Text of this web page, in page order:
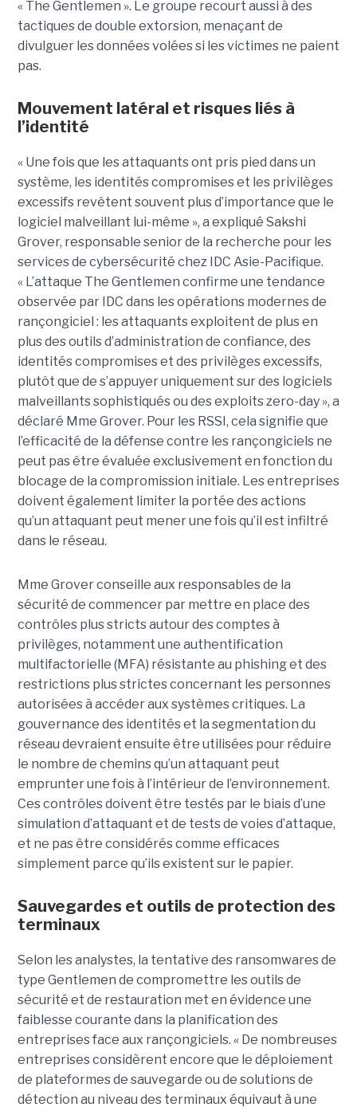
« The Gentlemen ». Le groupe recourt aussi à des
tactiques de double extorsion, menaçant de
divulguer les données volées si les victimes ne paient
pas.
Mouvement latéral et risques liés à
l’identité
« Une fois que les attaquants ont pris pied dans un
système, les identités compromises et les privilèges
excessifs revêtent souvent plus d’importance que le
logiciel malveillant lui-même », a expliqué Sakshi
Grover, responsable senior de la recherche pour les
services de cybersécurité chez IDC Asie-Pacifique.
« L’attaque The Gentlemen confirme une tendance
observée par IDC dans les opérations modernes de
rançongiciel : les attaquants exploitent de plus en
plus des outils d’administration de confiance, des
identités compromises et des privilèges excessifs,
plutôt que de s’appuyer uniquement sur des logiciels
malveillants sophistiqués ou des exploits zero-day », a
déclaré Mme Grover. Pour les RSSI, cela signifie que
l’efficacité de la défense contre les rançongiciels ne
peut pas être évaluée exclusivement en fonction du
blocage de la compromission initiale. Les entreprises
doivent également limiter la portée des actions
qu’un attaquant peut mener une fois qu’il est infiltré
dans le réseau.
Mme Grover conseille aux responsables de la
sécurité de commencer par mettre en place des
contrôles plus stricts autour des comptes à
privilèges, notamment une authentification
multifactorielle (MFA) résistante au phishing et des
restrictions plus strictes concernant les personnes
autorisées à accéder aux systèmes critiques. La
gouvernance des identités et la segmentation du
réseau devraient ensuite être utilisées pour réduire
le nombre de chemins qu’un attaquant peut
emprunter une fois à l’intérieur de l’environnement.
Ces contrôles doivent être testés par le biais d’une
simulation d’attaquant et de tests de voies d’attaque,
et ne pas être considérés comme efficaces
simplement parce qu’ils existent sur le papier.
Sauvegardes et outils de protection des
terminaux
Selon les analystes, la tentative des ransomwares de
type Gentlemen de compromettre les outils de
sécurité et de restauration met en évidence une
faiblesse courante dans la planification des
entreprises face aux rançongiciels. « De nombreuses
entreprises considèrent encore que le déploiement
de plateformes de sauvegarde ou de solutions de
détection au niveau des terminaux équivaut à une